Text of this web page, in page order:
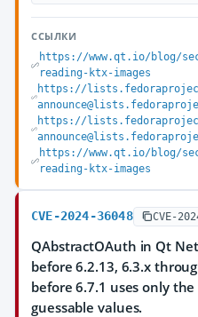
ССЫЛКИ
https://www.qt.io/blog/
reading-ktx-images
https://
https://
https://www.qt.io/blog/
reading-ktx-images
CVE-2024-36048 CVE-
QAbstractOAuth in Qt
before 6.2.13, 6.3.x
before 6.7.1 uses only
guessable values.